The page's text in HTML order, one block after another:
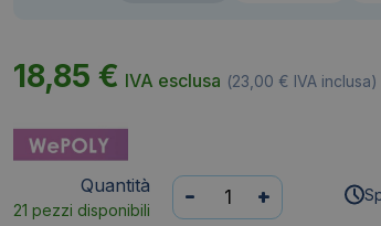
18,85 € IVA esclusa (23,00 € IVA inclusa)
Quantità
21 pezzi disponibili
Tasche
senza
- +